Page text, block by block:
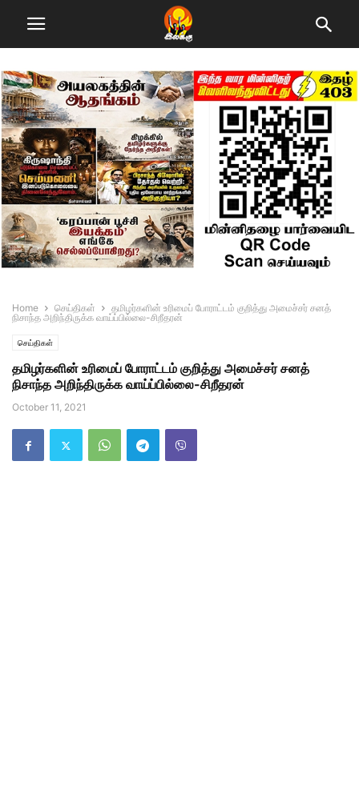
Home செய்திகள்
தமிழர்களின் உரிமைப் போராட்டம் குறித்து அமைச்சர் சனத்
நிசாந்த அறிந்திருக்க வாய்ப்பில்லை-சிறீதரன்
செய்திகள்
தமிழர்களின் உரிமைப் போராட்டம் குறித்து அமைச்சர் சனத்
நிசாந்த அறிந்திருக்க வாய்ப்பில்லை-சிறீதரன்
October 11, 2021